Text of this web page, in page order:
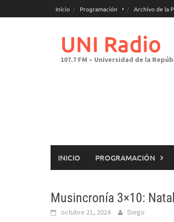
al
Inicio Programación Archivo de la
UNI Radio
107.7 FM – Universidad de la
INICIO PROGRAMACIÓN
Musincronía 3×10:
octubre 21, 2024 Diego